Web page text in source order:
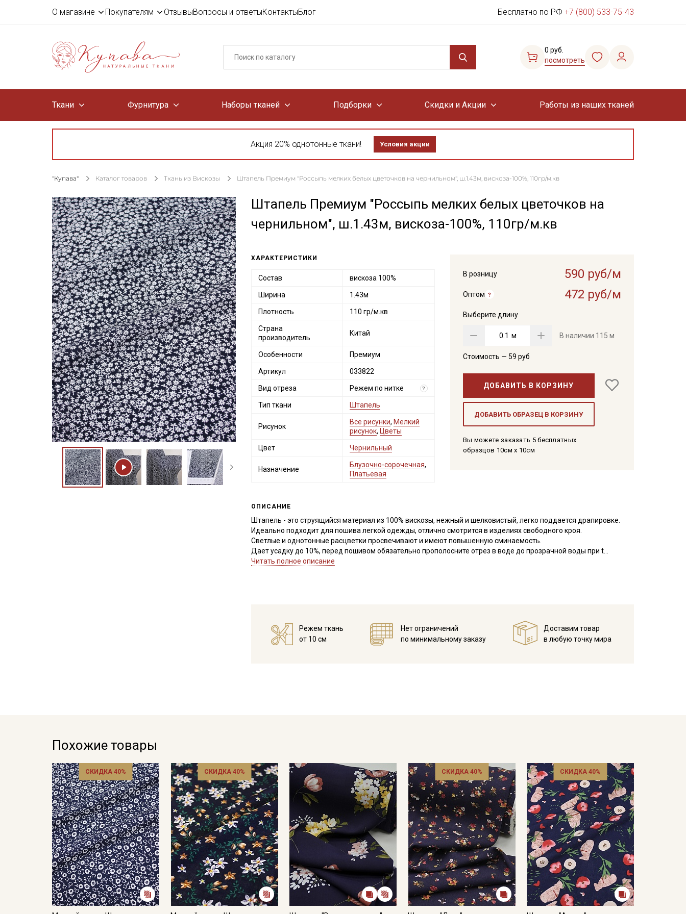
О магазине Покупателям ОтзывыВопросы и ответыКонтактыБлог Бесплатно по РФ +7 (800) 533-75-43
0 руб.
посмотреть
Ткани Фурнитура Наборы тканей Подборки Скидки и Акции Работы из наших тканей
Акция 20% однотонные ткани! Условия акции
"Купава" Каталог товаров Ткань из Вискозы Штапель Премиум "Россыпь мелких белых цветочков на чернильном", ш.1.43м, вискоза-100%, 110гр/м.кв
Штапель Премиум "Россыпь мелких белых цветочков на
чернильном", ш.1.43м, вискоза-100%, 110гр/м.кв
В розницу 590 руб/м
Оптом 472 руб/м
Выберите длину
м В наличии 115 м
Стоимость — 59 руб
ДОБАВИТЬ В КОРЗИНУ
ДОБАВИТЬ ОБРАЗЕЦ В КОРЗИНУ
Вы можете заказать 5 бесплатных
образцов 10см x 10см
ХАРАКТЕРИСТИКИ
Состав вискоза 100%
Ширина 1.43м
Плотность 110 гр/м.кв
Страна
производитель
Китай
Особенности Премиум
Артикул 033822
Вид отреза Режем по нитке ?
Тип ткани Штапель
Рисунок
Все рисунки, Мелкий
рисунок, Цветы
Цвет Чернильный
Назначение
Блузочно-сорочечная,
Платьевая
ОПИСАНИЕ
Штапель - это струящийся материал из 100% вискозы, нежный и шелковистый, легко поддается драпировке.
Идеально подходит для пошива легкой одежды, отлично смотрится в изделиях свободного кроя.
Светлые и однотонные расцветки просвечивают и имеют повышенную сминаемость.
Дает усадку до 10%, перед пошивом обязательно прополосните отрез в воде до прозрачной воды при t
дальнейших стирок, но не выше 40С, подсушите в один слой и слегка влажную ткань прогладьте теплым утюгом,
- запрещены отбеливатели
- сушить в подвешенном и расправленном состоянии
- гладить на низкой температуре (с изнанки).
Читать полное описание
Режем ткань
от 10 см
Нет ограничений
по минимальному заказу
Доставим товар
в любую точку мира
Похожие товары
СКИДКА 40% СКИДКА 40% СКИДКА 40% СКИДКА 40%